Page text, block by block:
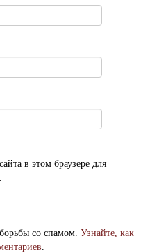
в этом браузере для
со спамом. Узнайте, как
.